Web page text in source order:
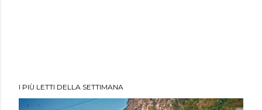
I PIÙ LETTI DELLA SETTIMANA